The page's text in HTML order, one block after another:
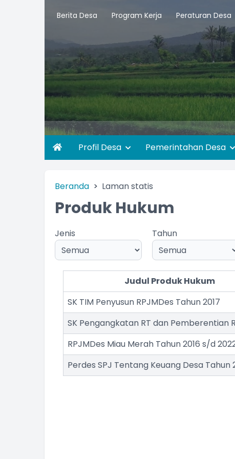
Berita Desa Program Kerja Peraturan Desa
Profil Desa Pemerintahan Desa
Beranda Laman statis
Produk Hukum
Jenis Tahun
Judul Produk Hukum
SK TIM Penyusun RPJMDes Tahun 2017
SK Pengangkatan RT dan Pemberentian
RPJMDes Miau Merah Tahun 2016 s/d
Perdes SPJ Tentang Keuang Desa Tahun